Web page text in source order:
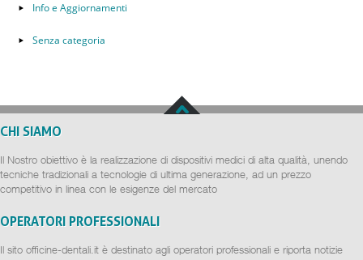
Info e Aggiornamenti
Senza categoria
CHI SIAMO
Il Nostro obiettivo è la realizzazione di dispositivi medici di alta qualità, unendo
tecniche tradizionali a tecnologie di ultima generazione, ad un prezzo
competitivo in linea con le esigenze del mercato
OPERATORI PROFESSIONALI
Il sito officine-dentali.it è destinato agli operatori professionali e riporta notizie